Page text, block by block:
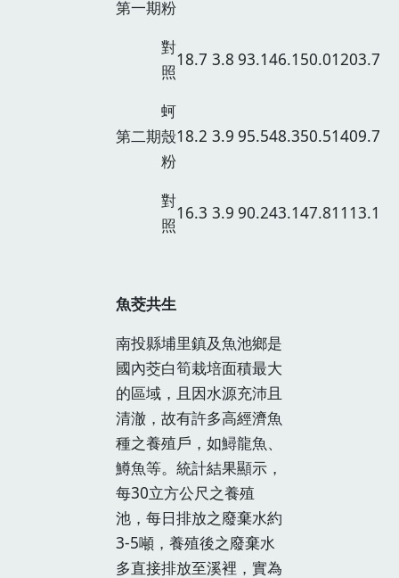
第一期粉
對
照
18.7 3.8 93.146.1 50.01203.7
第二期
蚵
殼
粉
18.2 3.9 95.548.350.51409.7
對
照
16.3 3.9 90.243.147.81113.1
魚茭共生
南投縣埔里鎮及魚池鄉是
國內茭白筍栽培面積最大
的區域，且因水源充沛且
清澈，故有許多高經濟魚
種之養殖戶，如鱘龍魚、
鱒魚等。統計結果顯示，
每30立方公尺之養殖
池，每日排放之廢棄水約
3-5噸，養殖後之廢棄水
多直接排放至溪裡，實為